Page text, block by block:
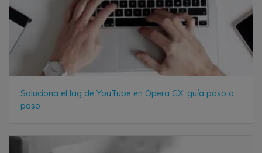
Soluciona el lag de YouTube en Opera GX: guía paso a
paso